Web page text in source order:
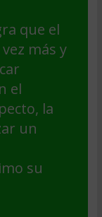
que el
más y
el
la
un
su